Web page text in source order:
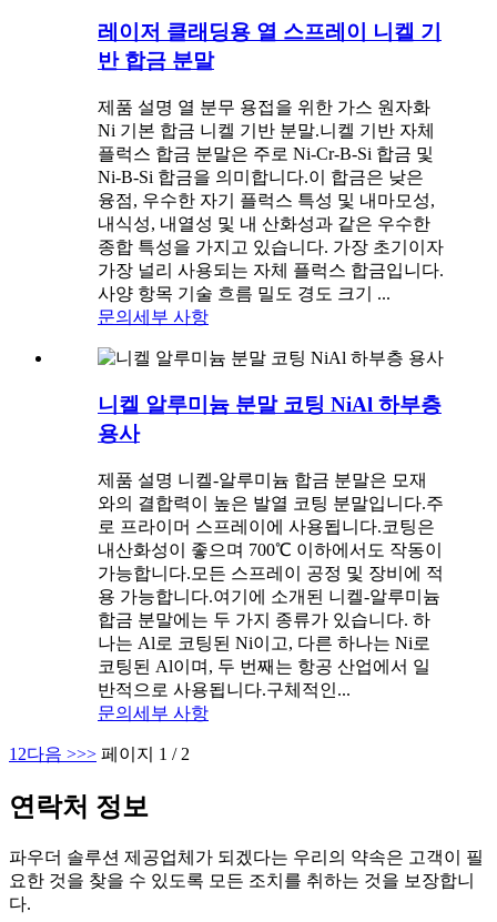
레이저 클래딩용 열 스프레이 니켈 기
반 합금 분말
제품 설명 열 분무 용접을 위한 가스 원자화
Ni 기본 합금 니켈 기반 분말.니켈 기반 자체
플럭스 합금 분말은 주로 Ni-Cr-B-Si 합금 및
Ni-B-Si 합금을 의미합니다.이 합금은 낮은
융점, 우수한 자기 플럭스 특성 및 내마모성,
내식성, 내열성 및 내 산화성과 같은 우수한
종합 특성을 가지고 있습니다. 가장 초기이자
가장 널리 사용되는 자체 플럭스 합금입니다.
사양 항목 기술 흐름 밀도 경도 크기 ...
문의 세부 사항
니켈 알루미늄 분말 코팅 NiAl 하부층
용사
제품 설명 니켈-알루미늄 합금 분말은 모재
와의 결합력이 높은 발열 코팅 분말입니다.주
로 프라이머 스프레이에 사용됩니다.코팅은
내산화성이 좋으며 700℃ 이하에서도 작동이
가능합니다.모든 스프레이 공정 및 장비에 적
용 가능합니다.여기에 소개된 니켈-알루미늄
합금 분말에는 두 가지 종류가 있습니다. 하
나는 Al로 코팅된 Ni이고, 다른 하나는 Ni로
코팅된 Al이며, 두 번째는 항공 산업에서 일
반적으로 사용됩니다.구체적인...
문의 세부 사항
1 2다음 >>> 페이지 1 / 2
연락처 정보
파우더 솔루션 제공업체가 되겠다는 우리의 약속은 고객이 필
요한 것을 찾을 수 있도록 모든 조치를 취하는 것을 보장합니
다.